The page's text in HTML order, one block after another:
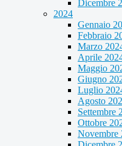
Dicembre
2024
Gennaio
Febbraio
Marzo
Aprile
Maggio
Giugno
Luglio
Agosto
Settembre
Ottobre
Novembre